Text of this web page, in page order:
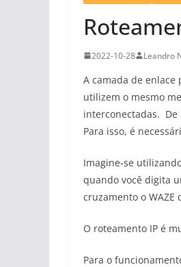
2022-10-28 Leandro
A camada de
utilizem o mesmo
interconectadas. De
Para isso, é
Imagine-se
quando você digita
cruzamento o WAZE
O roteamento IP é
Para o